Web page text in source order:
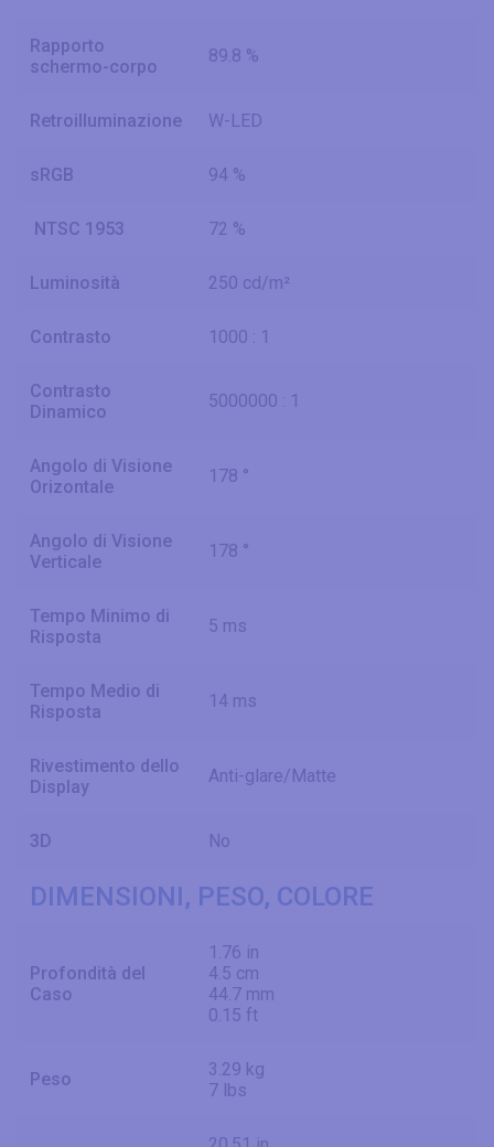
Rapporto
schermo-corpo
89.8 %
Retroilluminazione W-LED
sRGB 94 %
NTSC 1953 72 %
Luminosità 250 cd/m²
Contrasto 1000 : 1
Contrasto
Dinamico
5000000 : 1
Angolo di Visione
Orizontale
178 °
Angolo di Visione
Verticale
178 °
Tempo Minimo di
Risposta
5 ms
Tempo Medio di
Risposta
14 ms
Rivestimento dello
Display
Anti-glare/Matte
3D No
DIMENSIONI, PESO, COLORE
Profondità del
Caso
1.76 in
4.5 cm
44.7 mm
0.15 ft
Peso
3.29 kg
7 lbs